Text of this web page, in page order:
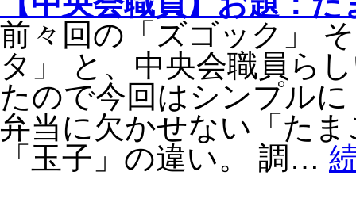
前々回の「ズゴック」
タ」 と、中央会職員ら
たので今回はシンプル
弁当に欠かせない「た
「玉子」の違い。 調…